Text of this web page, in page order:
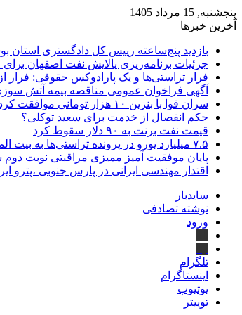
پنجشنبه, 15 مرداد 1405
آخرین خبرها
بازدید پنج‌ساعته رییس کل دادگستری استان
جزئیات برنامه‌ریزی پالایش نفت اصفهان
فرار تراستی‌ها و یک پارادوکس حقوقی: فرار
آگهی فراخوان عمومی مناقصه بيمه آتش
سران قوا با بنزین ۱۰ هزار تومانی موافقت کردند
حکم انفصال از خدمت برای سعید توکلی؟
قیمت نفت برنت به ۹۰ دلار سقوط کرد
۷.۵ میلیارد یورو در پرونده تراستی‌ها به بیت المال بازگشت
پایان موفقیت آمیز ممیزی مراقبتی نوبت
اقتدار مهندسی ایرانی در پارس جنوبی ،پترو
سایدبار
نوشته تصادفی
ورود
تلگرام
اینستاگرام
یوتیوب
توییتر